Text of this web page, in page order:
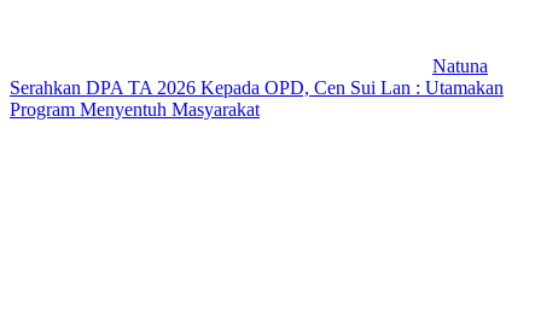
Natuna
Serahkan DPA TA 2026 Kepada OPD, Cen Sui Lan : Utamakan
Program Menyentuh Masyarakat